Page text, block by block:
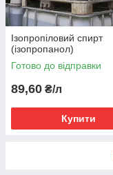
Ізопропіловий спирт
(ізопропанол)
Готово до відправки
89,60 ₴/л
Купити